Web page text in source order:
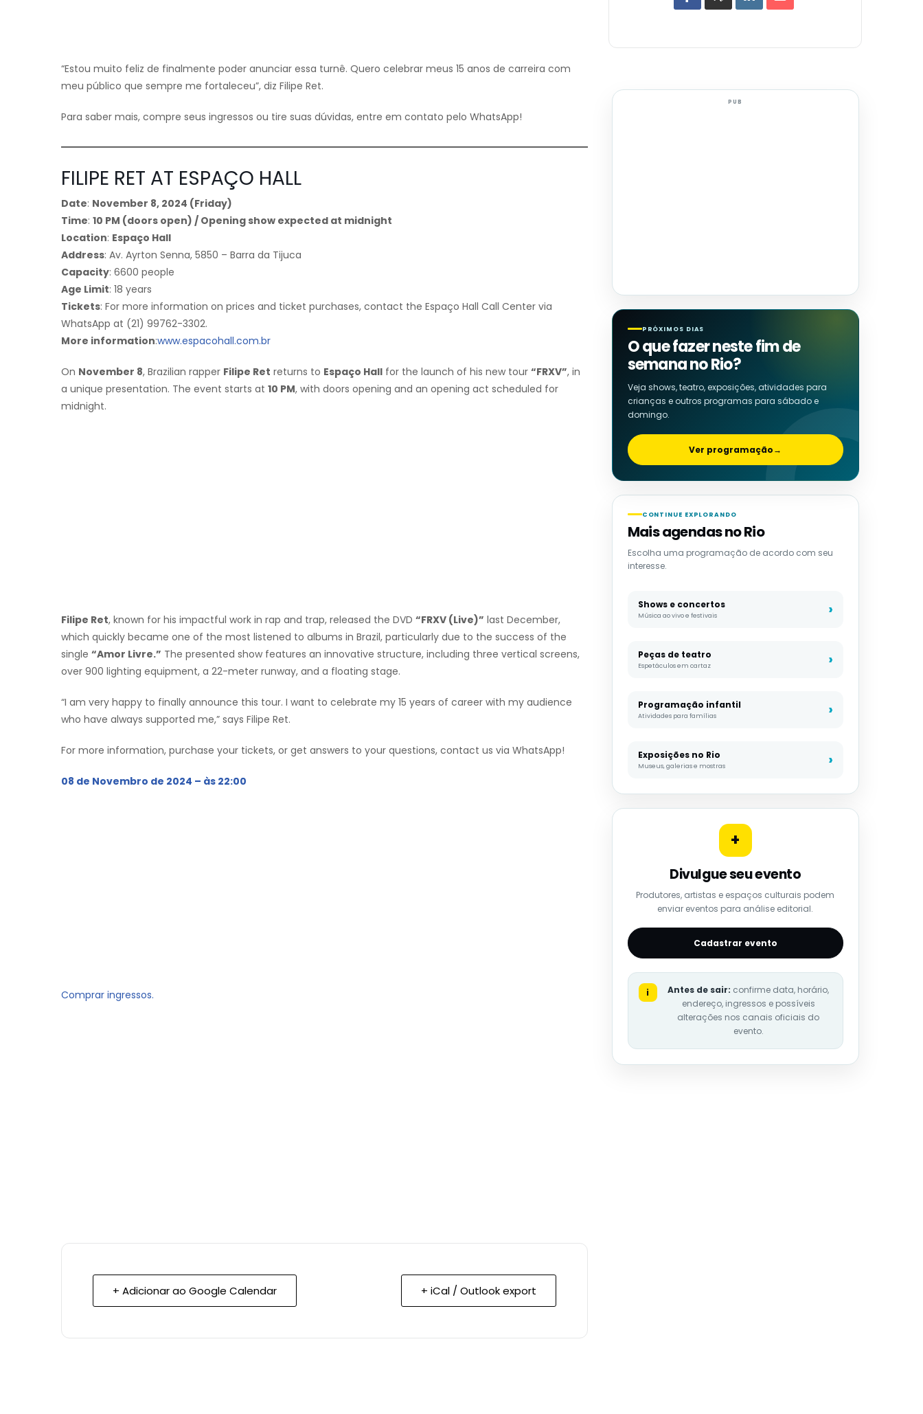
“Estou muito feliz de finalmente poder anunciar essa turnê. Quero celebrar meus 15 anos de carreira com
meu público que sempre me fortaleceu”, diz Filipe Ret.
Para saber mais, compre seus ingressos ou tire suas dúvidas, entre em contato pelo WhatsApp!
FILIPE RET AT ESPAÇO HALL
Date: November 8, 2024 (Friday)
Time: 10 PM (doors open) / Opening show expected at midnight
Location: Espaço Hall
Address: Av. Ayrton Senna, 5850 – Barra da Tijuca
Capacity: 6600 people
Age Limit: 18 years
Tickets: For more information on prices and ticket purchases, contact the Espaço Hall Call Center via
WhatsApp at (21) 99762-3302.
More information:www.espacohall.com.br
On November 8, Brazilian rapper Filipe Ret returns to Espaço Hall for the launch of his new tour “FRXV”, in
a unique presentation. The event starts at 10 PM, with doors opening and an opening act scheduled for
midnight.
Filipe Ret, known for his impactful work in rap and trap, released the DVD “FRXV (Live)” last December,
which quickly became one of the most listened to albums in Brazil, particularly due to the success of the
single “Amor Livre.” The presented show features an innovative structure, including three vertical screens,
over 900 lighting equipment, a 22-meter runway, and a floating stage.
“I am very happy to finally announce this tour. I want to celebrate my 15 years of career with my audience
who have always supported me,” says Filipe Ret.
For more information, purchase your tickets, or get answers to your questions, contact us via WhatsApp!
08 de Novembro de 2024 – às 22:00
Comprar ingressos.
+ Adicionar ao Google Calendar + iCal / Outlook export
PUB
PRÓXIMOS DIAS
O que fazer neste fim de
semana no Rio?
Veja shows, teatro, exposições, atividades para
crianças e outros programas para sábado e
domingo.
Ver programação→
CONTINUE EXPLORANDO
Mais agendas no Rio
Escolha uma programação de acordo com seu
interesse.
Shows e concertos
Música ao vivo e festivais
Peças de teatro
Espetáculos em cartaz
Programação infantil
Atividades para famílias
Exposições no Rio
Museus, galerias e mostras
+
Divulgue seu evento
Produtores, artistas e espaços culturais podem
enviar eventos para análise editorial.
Cadastrar evento
i Antes de sair: confirme data, horário,
endereço, ingressos e possíveis
alterações nos canais oficiais do
evento.